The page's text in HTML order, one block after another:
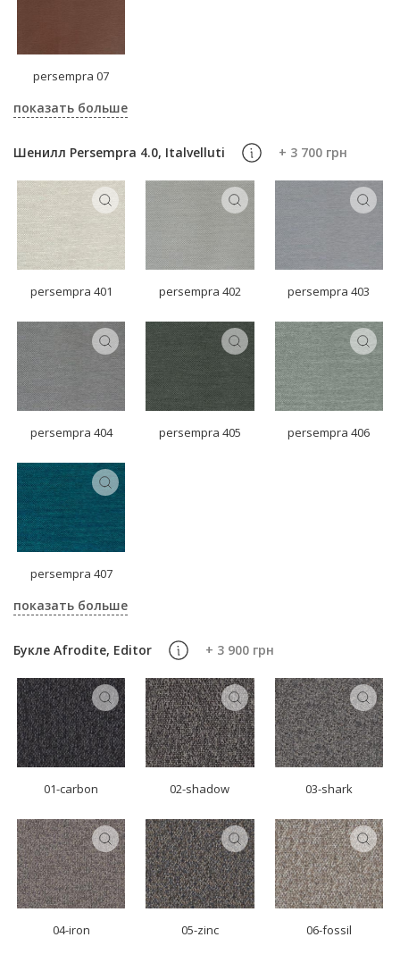
persempra 07
показать больше
Шенилл Persempra 4.0, Italvelluti + 3 700 грн
persempra 401 persempra 402 persempra 403
persempra 404 persempra 405 persempra 406
persempra 407
показать больше
Букле Afrodite, Editor + 3 900 грн
01-carbon 02-shadow 03-shark
04-iron 05-zinc 06-fossil